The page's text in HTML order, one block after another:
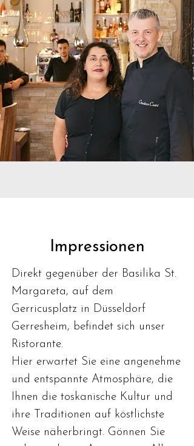
Impressionen
Direkt gegenüber der Basilika St.
Margareta, auf dem
Gerricusplatz in Düsseldorf
Gerresheim, befindet sich unser
Ristorante.
Hier erwartet Sie eine angenehme
und entspannte Atmosphäre, die
Ihnen die toskanische Kultur und
ihre Traditionen auf köstlichste
Weise näherbringt. Gönnen Sie